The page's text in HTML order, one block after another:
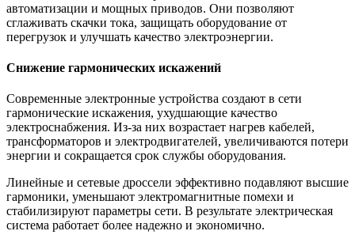
автоматизации и мощных приводов. Они позволяют
сглаживать скачки тока, защищать оборудование от
перегрузок и улучшать качество электроэнергии.
Снижение гармонических искажений
Современные электронные устройства создают в сети
гармонические искажения, ухудшающие качество
электроснабжения. Из-за них возрастает нагрев кабелей,
трансформаторов и электродвигателей, увеличиваются потери
энергии и сокращается срок службы оборудования.
Линейные и сетевые дроссели эффективно подавляют высшие
гармоники, уменьшают электромагнитные помехи и
стабилизируют параметры сети. В результате электрическая
система работает более надежно и экономично.